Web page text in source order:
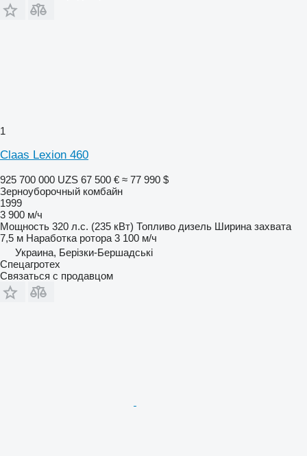
1
Claas Lexion 460
925 700 000 UZS 67 500 € ≈ 77 990 $
Зерноуборочный комбайн
1999
3 900 м/ч
Мощность 320 л.с. (235 кВт) Топливо дизель Ширина захвата
7,5 м Наработка ротора 3 100 м/ч
Украина, Берізки-Бершадські
Спецагротех
Связаться с продавцом